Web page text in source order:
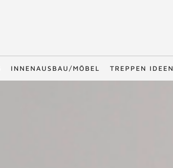
INNENAUSBAU/MÖBEL TREPPEN IDEEN